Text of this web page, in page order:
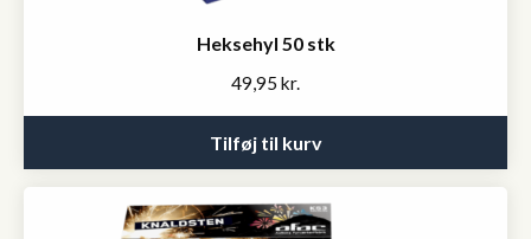
Heksehyl 50 stk
49,95 kr.
Tilføj til kurv